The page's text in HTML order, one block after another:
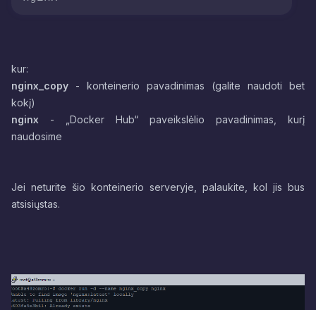
kur:
nginx_copy - konteinerio pavadinimas (galite naudoti bet
kokį)
nginx - „Docker Hub“ paveikslėlio pavadinimas, kurį
naudosime
Jei neturite šio konteinerio serveryje, palaukite, kol jis bus
atsisiųstas.